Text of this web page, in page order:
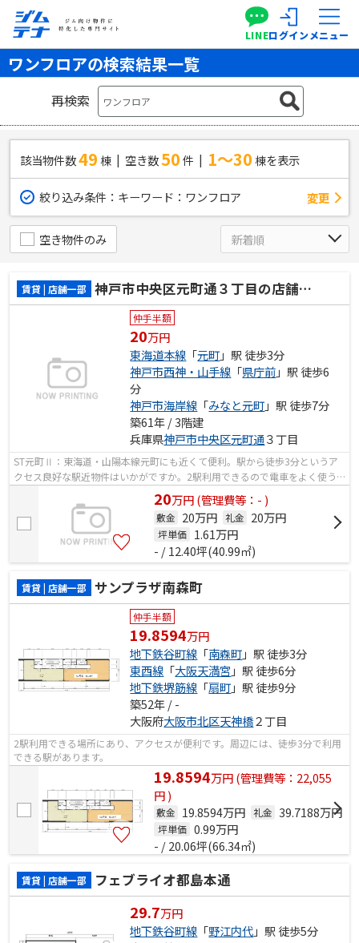
LINEログインメニュー
ワンフロアの検索結果一覧
再検索
該当物件数49棟 空き数50件 1～30棟を表示
絞り込み条件： キーワード：ワンフロア 変更
空き物件のみ
賃貸 | 店舗一部 神戸市中央区元町通３丁目の店舗一部
仲手半額
20万円
東海道本線 「元町」駅 徒歩3分
神戸市西神・山手線 「県庁前」駅 徒歩6
分
神戸市海岸線 「みなと元町」駅 徒歩7分
築61年 / 3階建
兵庫県神戸市中央区元町通３丁目
ST元町Ⅱ：東海道・山陽本線元町にも近くて便利。駅から徒歩3分というア
クセス良好な駅近物件はいかがですか。2駅利用できるので電車をよく使う
方におすすめな物件です。
20万円(管理費等：- )
敷金 20万円 礼金 20万円
坪単価 1.61万円
- / 12.40坪(40.99㎡)
賃貸 | 店舗一部 サンプラザ南森町
仲手半額
19.8594万円
地下鉄谷町線 「南森町」駅 徒歩3分
東西線 「大阪天満宮 」駅 徒歩6分
地下鉄堺筋線 「扇町」駅 徒歩9分
築52年 / -
大阪府大阪市北区天神橋２丁目
2駅利用できる場所にあり、アクセスが便利です。周辺には、徒歩3分で利用
できる駅があります。
19.8594万円(管理費等：22,055
円 )
敷金 19.8594万円 礼金 39.7188万円
坪単価 0.99万円
- / 20.06坪(66.34㎡)
賃貸 | 店舗一部 フェブライオ都島本通
29.7万円
地下鉄谷町線 「野江内代」駅 徒歩5分